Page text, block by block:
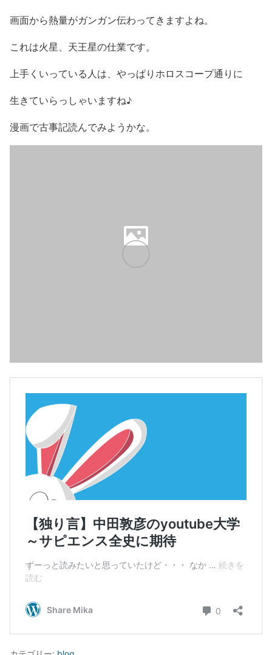
画面から熱量がガンガン伝わってきますよね。
これは火星、天王星の仕業です。
上手くいっている人は、やっぱりホロスコープ通りに
生きていらっしゃいますね♪
漫画で古事記読んでみようかな。